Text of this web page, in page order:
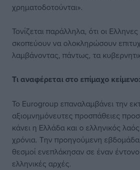
χρηματοδοτούνται».
Τονίζεται παράλληλα, ότι οι
σκοπεύουν να ολοκληρώσουν
λαμβάνοντας, πάντως, τα
Tι αναφέρεται στο επίμαχο κείμενο:
Το Eurogroup επαναλαμβάνει την
αξιομνημόνευτες προσπάθειες
κάνει η Ελλάδα και ο ελληνικός
χρόνια. Την προηγούμενη
θεσμοί ενεπλάκησαν σε έναν
ελληνικές αρχές.